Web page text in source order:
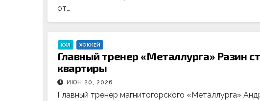
от…
КХЛ ХОККЕЙ
Главный тренер «Металлурга» Разин
квартиры
ИЮН 20, 2026
Главный тренер магнитогорского «Металлурга»